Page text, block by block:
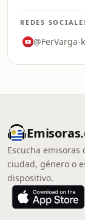
REDES
@FerVarga-
Escucha
ciudad, género o
dispositivo.